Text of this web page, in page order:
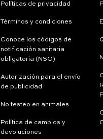
Políticas de privacidad
Términos y condiciones
Conoce los códigos de
notificación sanitaria
obligatoria (NSO)
Autorización para el envío
de publicidad
No testeo en animales
Política de cambios y
devoluciones